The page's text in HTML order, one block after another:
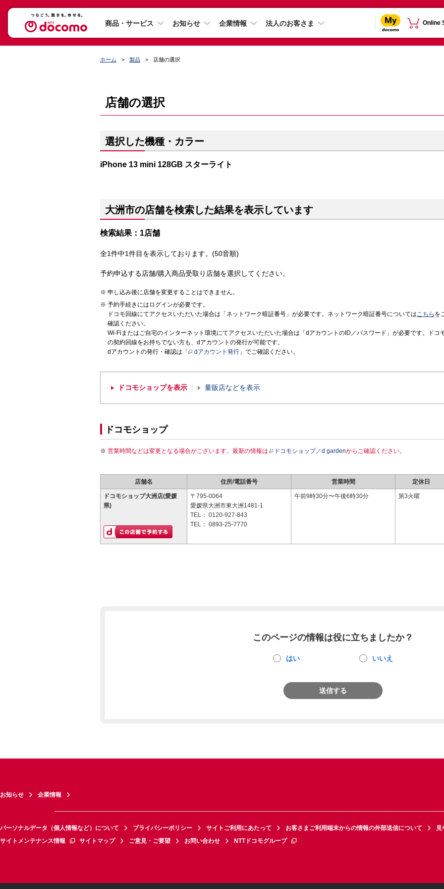
商品・サービス お知らせ 企業情報 法人のお客さま Online
ホーム 製品 店舗の選択
店舗の選択
選択した機種・カラー
iPhone 13 mini 128GB スターライト
大洲市の店舗を検索した結果を表示しています
検索結果：1店舗
全1件中1件目を表示しております。(50音順)
予約申込する店舗/購入商品受取り店舗を選択してください。
申し込み後に店舗を変更することはできません。
予約手続きにはログインが必要です。
ドコモ回線にてアクセスいただいた場合は「ネットワーク暗証番号」が必要です。ネットワーク暗証番号についてはこちら を
確認ください。
Wi-Fiまたはご自宅のインターネット環境にてアクセスいただいた場合は「dアカウントのID／パスワード」が必要です。ドコ
の契約回線をお持ちでない方も、dアカウントの発行が可能です。
dアカウントの発行・確認は「
dアカウント発行 」でご確認ください。
ドコモショップを表示 量販店などを表示
ドコモショップ
営業時間などは変更となる場合がございます。最新の情報は ドコモショップ／d gardenからご確認ください。
店舗名 住所/電話番号 営業時間 定休日
ドコモショップ大洲店(愛媛
県)
〒795-0064
愛媛県大洲市東大洲1481-1
TEL： 0120-927-843
TEL： 0893-25-7770
午前9時30分〜午後6時30分 第3火曜
このページの情報は役に立ちましたか？
はい いいえ
送信する
お知らせ 企業情報
パーソナルデータ（個人情報など）について プライバシーポリシー サイトご利用にあたって お客さまご利用端末からの情報の外部送信について
見
サイトメンテナンス情報
サイトマップ ご意見・ご要望 お問い合わせ NTTドコモグループ